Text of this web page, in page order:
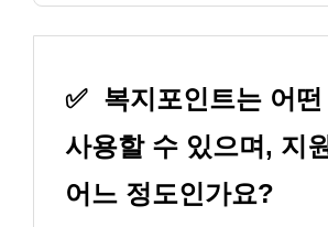
✅ 복지포인트는 어
사용할 수 있으며, 지
어느 정도인가요?